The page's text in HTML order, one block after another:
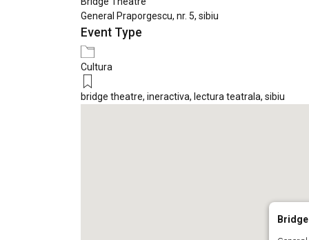
General Praporgescu, nr. 5, sibiu
Event Type
Cultura
bridge theatre, ineractiva, lectura teatrala, sibiu